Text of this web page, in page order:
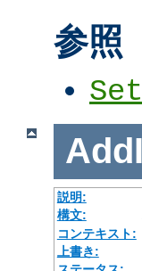
参照
説明:
構文:
コンテキスト:
上書き: